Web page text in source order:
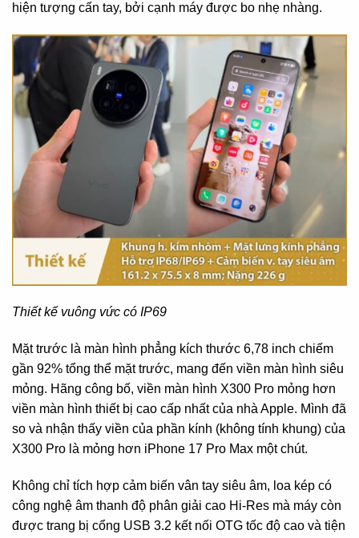
hiện tượng cấn tay, bởi cạnh máy được bo nhẹ nhàng.
Thiết kế vuông vức có IP69
Mặt trước là màn hình phẳng kích thước 6,78 inch chiếm
gần 92% tổng thể mặt trước, mang đến viền màn hình siêu
mỏng. Hãng công bố, viền màn hình X300 Pro mỏng hơn
viền màn hình thiết bị cao cấp nhất của nhà Apple. Mình đã
so và nhận thấy viền của phần kính (không tính khung) của
X300 Pro là mỏng hơn iPhone 17 Pro Max một chút.
Không chỉ tích hợp cảm biến vân tay siêu âm, loa kép có
công nghệ âm thanh độ phân giải cao Hi-Res mà máy còn
được trang bị cổng USB 3.2 kết nối OTG tốc độ cao và tiện